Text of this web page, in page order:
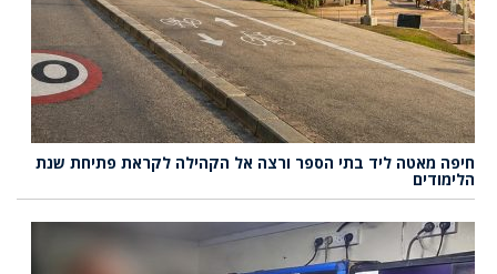
חיפה מאטה ליד בתי הספר ורצה אל הקהילה לקראת פתיחת שנת
הלימודים